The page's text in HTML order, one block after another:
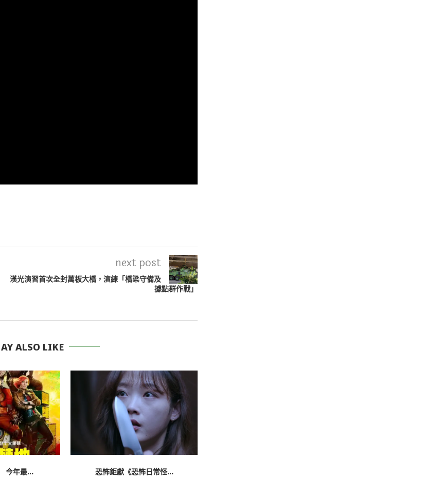
next post
漢光演習首次全封萬板大橋，演練「橋梁守備及
據點群作戰」
ALSO LIKE
今年最... 恐怖鉅獻《恐怖日常怪...